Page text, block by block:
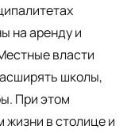
на аренду и
власти
школы,
При этом
в столице и